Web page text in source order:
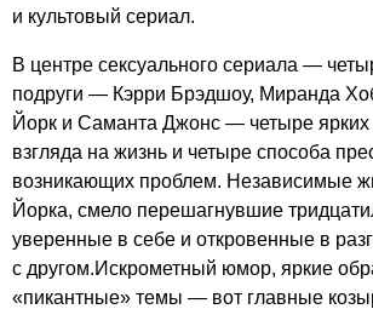
и культовый сериал.
В центре сексуального сериала —
подруги — Кэрри Брэдшоу, Миранда
Йорк и Саманта Джонс — четыре ярких
взгляда на жизнь и четыре способа
возникающих проблем. Независимые
Йорка, смело перешагнувшие
уверенные в себе и откровенные в
с другом.Искрометный юмор, яркие
«пикантные» темы — вот главные